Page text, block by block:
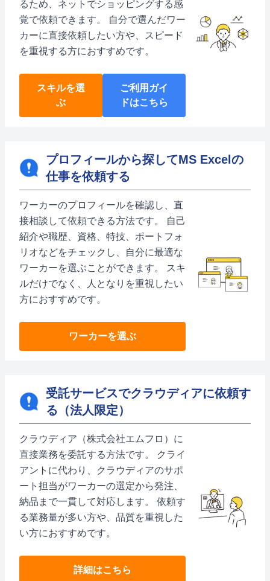
るため、ネットでショッピングする感
覚で依頼できます。 自分で選んだワー
カーに直接依頼したい方や、スピード
を重視する方におすすめです。
スキルを選
ぶ
ご利用ガイ
ドはこちら
プロフィールから探してMS Excelの
仕事を依頼する
ワーカーのプロフィールを確認し、直
接相談して依頼できる方法です。 自己
紹介や職歴、資格、特技、ポートフォ
リオなどをチェックし、自分に最適な
ワーカーを選ぶことができます。 スキ
ルだけでなく、人となりを重視したい
方におすすめです。
ワーカーを選ぶ
受託サービスでクラウディアに依頼す
る（法人限定）
クラウディア（株式会社エムフロ）に
直接業務を委託する方法です。 クライ
アントに代わり、クラウディアのサポ
ート担当がワーカーの選定から発注、
納品まで一貫して対応します。 依頼す
る業務量が多い方や、品質を重視した
い方におすすめです。
詳細はこちら